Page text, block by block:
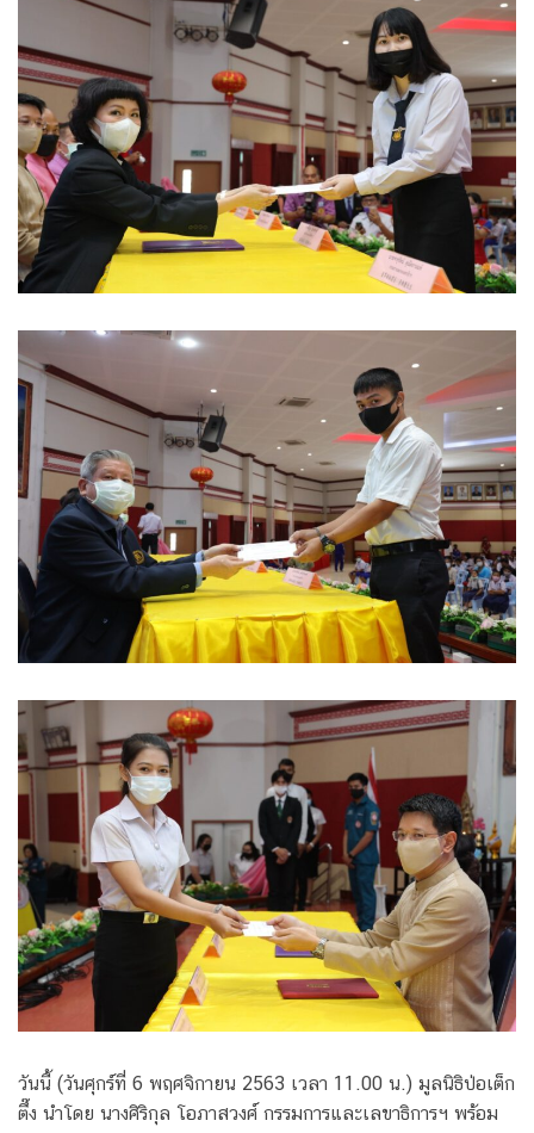
วันนี้ (วันศุกร์ที่ 6 พฤศจิกายน 2563 เวลา 11.00 น.) มูลนิธิป่อเต็ก
ตึ๊ง นำโดย นางศิริกุล โอภาสวงศ์ กรรมการและเลขาธิการฯ พร้อม